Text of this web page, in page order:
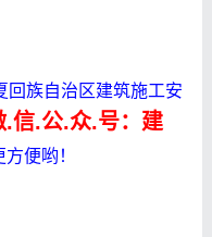
回族自治区建筑施工安
.信.公.众.号：建
便哟！